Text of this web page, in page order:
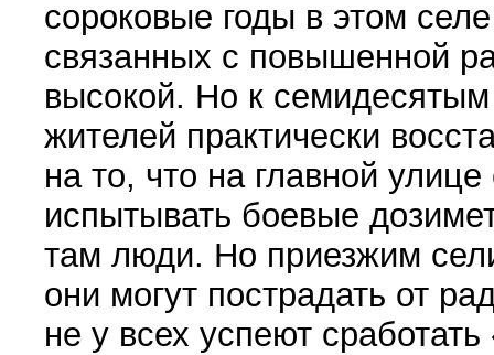
сороковые годы в этом
связанных с повышенной
высокой. Но к семидесятым
жителей практически
на то, что на главной
испытывать боевые
там люди. Но приезжим
они могут пострадать от
не у всех успеют срабо­тать